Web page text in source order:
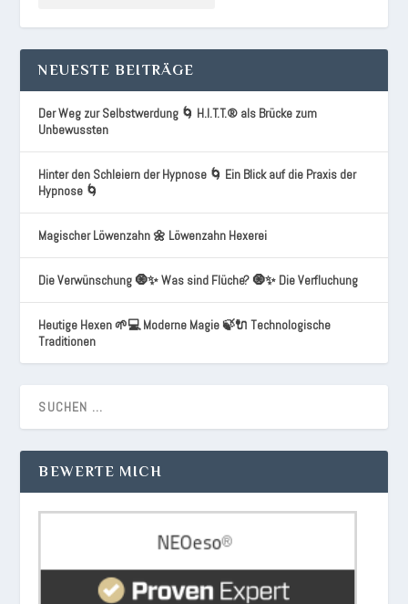
NEUESTE BEITRÄGE
Der Weg zur Selbstwerdung 🌀 H.I.T.T.® als Brücke zum
Unbewussten
Hinter den Schleiern der Hypnose 🌀 Ein Blick auf die Praxis der
Hypnose 🌀
Magischer Löwenzahn 🌼 Löwenzahn Hexerei
Die Verwünschung 🧿✨ Was sind Flüche? 🧿✨ Die Verfluchung
Heutige Hexen 🌱💻 Moderne Magie 🍃🔌 Technologische
Traditionen
BEWERTE MICH